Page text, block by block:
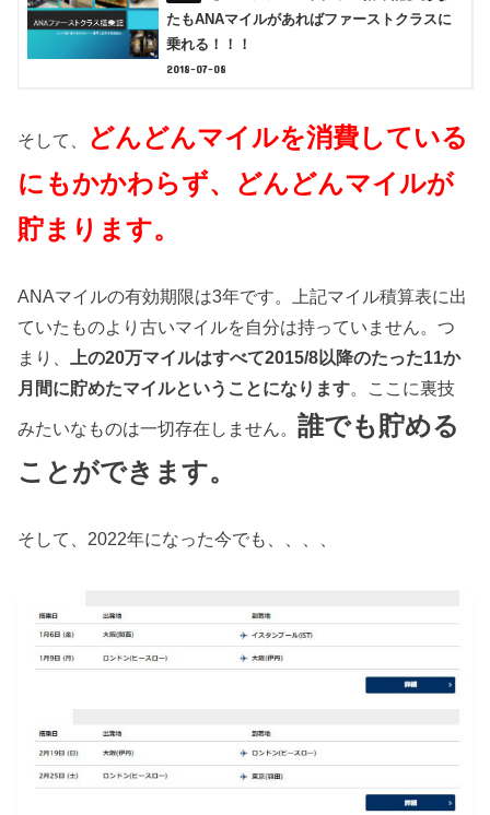
たもANAマイルがあればファーストクラスに
乗れる！！！
2018-07-08
そして、
どんどんマイルを消費している
にもかかわらず、どんどんマイルが
貯まります。
ANAマイルの有効期限は3年です。上記マイル積算表に出
ていたものより古いマイルを自分は持っていません。つ
まり、
上の20万マイルはすべて2015/8以降のたった11か
月間に貯めたマイルということになります。ここに裏技
みたいなものは一切存在しません。誰でも貯める
ことができます。
そして、2022年になった今でも、、、、